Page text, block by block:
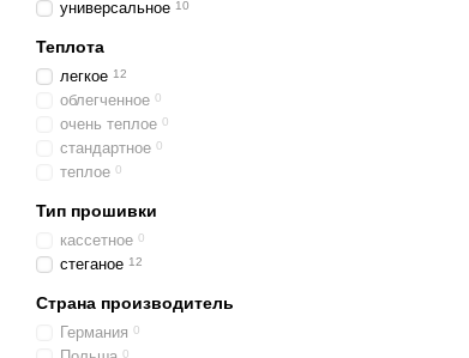
универсальное 10
Теплота
легкое 12
облегченное 0
очень теплое 0
стандартное 0
теплое 0
Тип прошивки
кассетное 0
стеганое 12
Страна производитель
Германия 0
0